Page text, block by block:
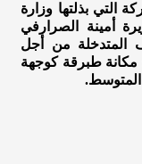
التي بذلتها وزارة
أمينة الصرارفي
المتدخلة من أجل
مكانة طبرقة كوجهة